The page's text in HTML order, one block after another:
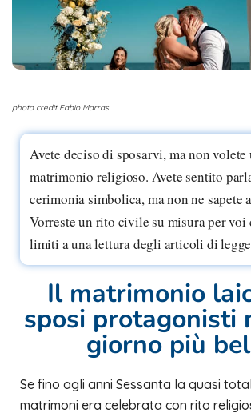
photo credit Fabio Marras
Avete deciso di sposarvi, ma non volete
matrimonio religioso. Avete sentito
cerimonia simbolica, ma non ne sapete
Vorreste un rito civile su misura per voi
limiti a una lettura degli articoli di
Il matrimonio
sposi protagonisti
giorno più
Se fino agli anni Sessanta la quasi
matrimoni era celebrata con rito